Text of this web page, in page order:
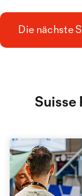
Die nächste
Suisse